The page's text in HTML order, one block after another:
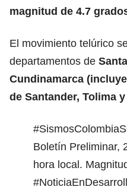
magnitud de 4.7
El movimiento telúrico
departamentos de
Cundinamarca
de Santander, Tolima
Boletín Preliminar,
hora local.